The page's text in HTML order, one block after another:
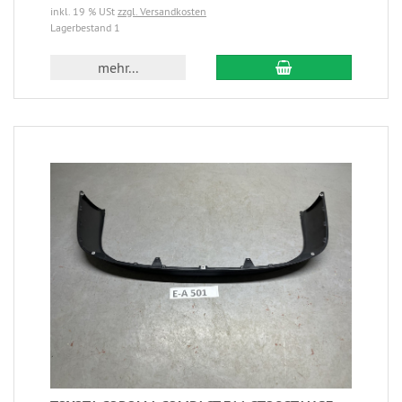
inkl. 19 % USt zzgl. Versandkosten
Lagerbestand 1
mehr...